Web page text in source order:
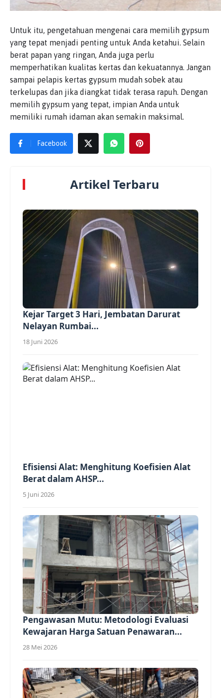
Untuk itu, pengetahuan mengenai cara memilih gypsum
yang tepat menjadi penting untuk Anda ketahui. Selain
berat papan yang ringan, Anda juga perlu
memperhatikan kualitas kertas dan kekuatannya. Jangan
sampai pelapis kertas gypsum mudah sobek atau
terkelupas dan jika diangkat tidak terasa rapuh. Dengan
memilih gypsum yang tepat, impian Anda untuk
memiliki rumah idaman akan semakin maksimal.
Facebook
Artikel Terbaru
Kejar Target 3 Hari, Jembatan Darurat
Nelayan Rumbai...
18 Juni 2026
Efisiensi Alat: Menghitung Koefisien Alat
Berat dalam AHSP...
5 Juni 2026
Pengawasan Mutu: Metodologi Evaluasi
Kewajaran Harga Satuan Penawaran...
28 Mei 2026